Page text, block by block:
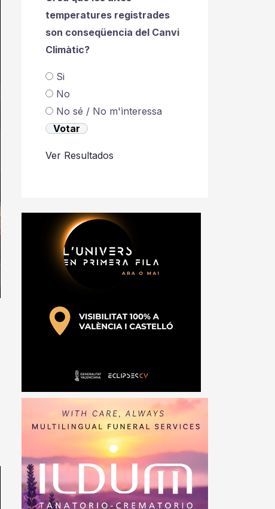
temperatures registrades
son conseqüencia del Canvi
Climàtic?
Si
No
No sé / No m'ìnteressa
Ver Resultados